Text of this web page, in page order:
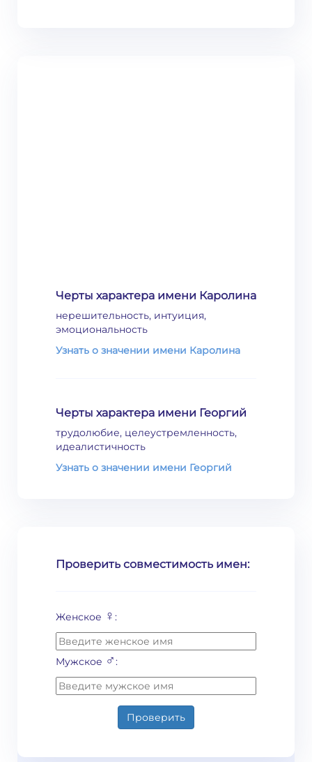
Черты характера имени Каролина
нерешительность, интуиция,
эмоциональность
Узнать о значении имени Каролина
Черты характера имени Георгий
трудолюбие, целеустремленность,
идеалистичность
Узнать о значении имени Георгий
Проверить совместимость имен:
Женское ♀ :
Мужское ♂:
Проверить